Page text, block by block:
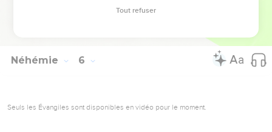
Néhémie 6
Seuls les Évangiles sont disponibles en vidéo pour le moment.
Tout refuser